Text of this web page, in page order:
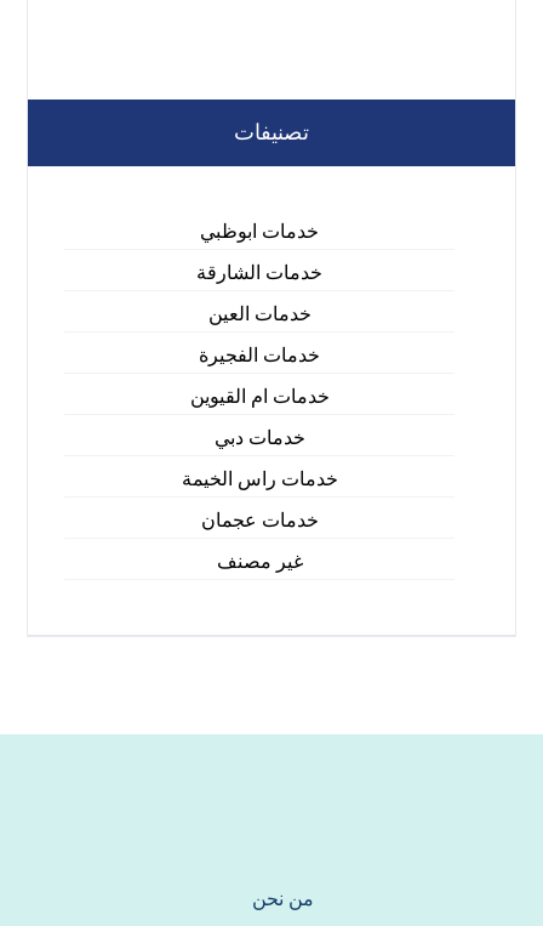
تصنيفات
خدمات ابوظبي
خدمات الشارقة
خدمات العين
خدمات الفجيرة
خدمات ام القيوين
خدمات دبي
خدمات راس الخيمة
خدمات عجمان
غير مصنف
من نحن